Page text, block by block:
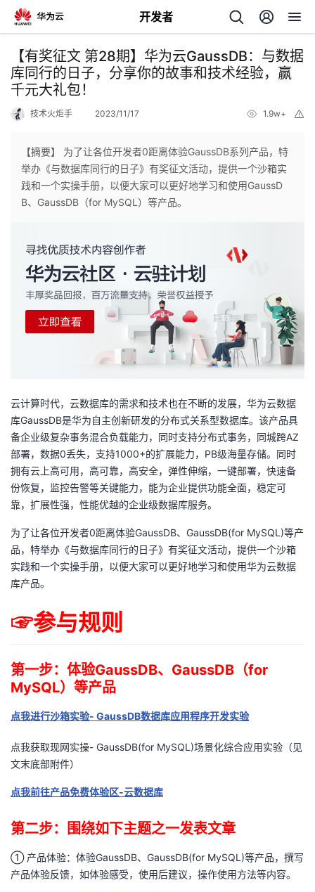
开发者
返
回
个
人
页
我
开
的
博
客
我
的
论
坛
我
的
圈
子
我
的
直
我
的
我
我
发
者
学
堂
的
我
Programs
的
支
持
术
云
【有奖征文 第28期】华为云GaussDB：与数据
库同行的日子，分享你的故事和技术经验，赢
千元大礼包！
技术火炬手 2023/11/17 1.9w+
【摘要】 为了让各位开发者0距离体验GaussDB系列产品，特
举办《与数据库同行的日子》有奖征文活动，提供一个沙箱实
践和一个实操手册，以便大家可以更好地学习和使用GaussD
B、GaussDB（for MySQL）等产品。
云计算时代，云数据库的需求和技术也在不断的发展，华为云数据
库GaussDB是华为自主创新研发的分布式关系型数据库。该产品具
备企业级复杂事务混合负载能力，同时支持分布式事务，同城跨AZ
部署，数据0丢失，支持1000+的扩展能力，PB级海量存储。同时
拥有云上高可用，高可靠，高安全，弹性伸缩，一键部署，快速备
份恢复，监控告警等关键能力，能为企业提供功能全面，稳定可
靠，扩展性强，性能优越的企业级数据库服务。
为了让各位开发者0距离体验GaussDB、GaussDB(for MySQL)等产
品，特举办《与数据库同行的日子》有奖征文活动，提供一个沙箱
实践和一个实操手册，以便大家可以更好地学习和使用华为云数据
库产品。
☞参与规则
第一步：体验GaussDB、GaussDB（for
MySQL）等产品
点我进行沙箱实验- GaussDB数据库应用程序开发实验
点我获取现网实操- GaussDB(for MySQL)场景化综合应用实验（见
文末底部附件）
点我前往产品免费体验区-云数据库
第二步：围绕如下主题之一发表文章
① 产品体验：体验GaussDB、GaussDB(for MySQL)等产品，撰写
产品体验反馈，如体验感受，使用后建议，操作使用方法等内容。